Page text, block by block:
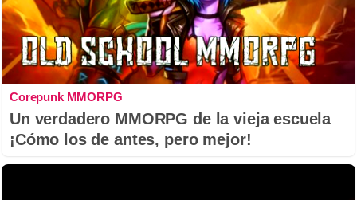
Corepunk MMORPG
Un verdadero MMORPG de la vieja escuela
¡Cómo los de antes, pero mejor!